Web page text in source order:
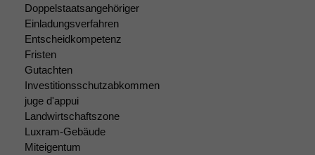
Doppelstaatsangehöriger
Einladungsverfahren
Entscheidkompetenz
Fristen
Gutachten
Investitionsschutzabkommen
juge d'appui
Landwirtschaftszone
Luxram-Gebäude
Miteigentum